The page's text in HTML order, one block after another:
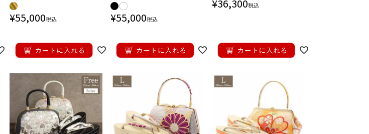
イズ ゴールド 金 白 朱赤 華紋
花文 振袖用帯地 3枚芯 日本製
¥55,000税込
ト ブラック 白 黒 牡丹 クロコダ
イル 帯地 4枚芯 厚底 日本製
¥55,000税込
茶 緑 合成皮革 ベロア 日本製
¥36,300税込